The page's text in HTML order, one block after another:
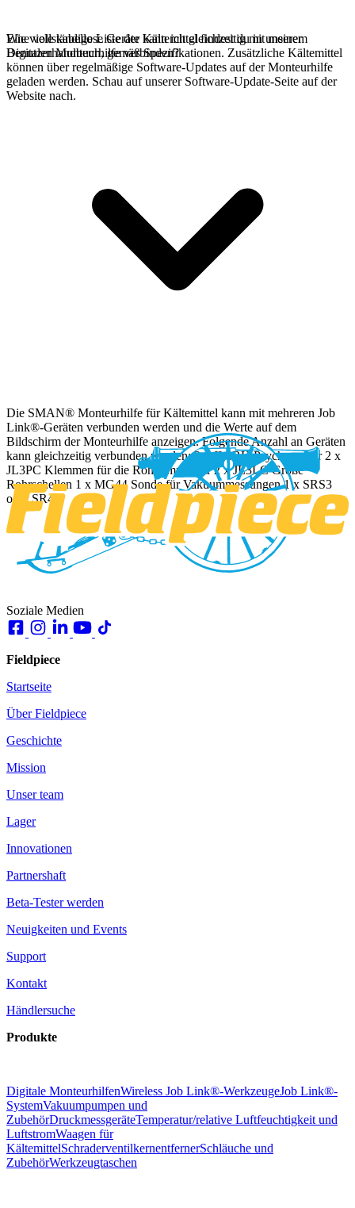
Eine vollständige Liste der Kältemittel findest du in unserem
Benutzerhandbuch, gemäß Spezifikationen. Zusätzliche Kältemittel
können über regelmäßige Software-Updates auf der Monteurhilfe
geladen werden. Schau auf unserer Software-Update-Seite auf der
Website nach.
Wie viele kabellose Geräte kann ich gleichzeitig mit meiner
Digitalen Monteurhilfe verbinden?
Die SMAN® Monteurhilfe für Kältemittel kann mit mehreren Job
Link®-Geräten verbunden werden und die Werte auf dem
Bildschirm der Monteurhilfe anzeigen. Folgende Anzahl an Geräten
kann gleichzeitig verbunden werden: 3 x JL3RH Psychrometer 2 x
JL3PC Klemmen für die Rohrtemperatur 2 x JL3LC Große
Rohrschellen 1 x MG44 Sonde für Vakuummessungen 1 x SRS3
oder SR47
Soziale Medien
Fieldpiece
Startseite
Über Fieldpiece
Geschichte
Mission
Unser team
Lager
Innovationen
Partnershaft
Beta-Tester werden
Neuigkeiten und Events
Support
Kontakt
Händlersuche
Produkte
Digitale MonteurhilfenWireless Job Link®-WerkzeugeJob Link®-
SystemVakuumpumpen und
ZubehörDruckmessgeräteTemperatur/relative Luftfeuchtigkeit und
LuftstromWaagen für
KältemittelSchraderventilkernentfernerSchläuche und
ZubehörWerkzeugtaschen